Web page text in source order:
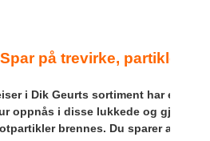
Spar på trevirke, partikler
i Dik Geurts sortiment har en
oppnås i disse lukkede og
brennes. Du sparer altså